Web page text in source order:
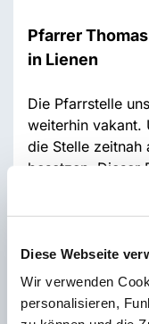
Diese Webseite
Wir verwenden
personalisieren,
Pfarrer
in Lienen
Die Pfarrstelle
weiterhin vakant.
die Stelle zeitnah
besetzen. Dieser
Hintergrund ist
die
Die
unsere